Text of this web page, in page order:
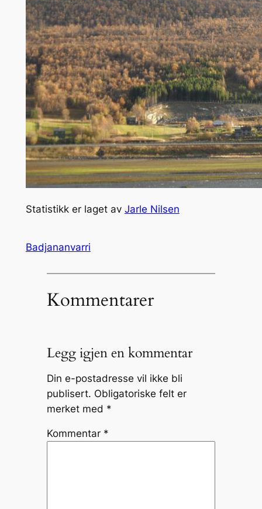
Statistikk er laget av Jarle Nilsen
Badjananvarri
Kommentarer
Legg igjen en kommentar
Din e-postadresse vil ikke bli
publisert. Obligatoriske felt er
merket med *
Kommentar *